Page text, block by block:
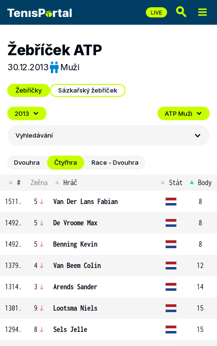
Žebříček ATP
30.12.2013 Muži
Žebříčky Sázkařský žebříček
2013 ATP Muži
Vyhledávání
Dvouhra Čtyřhra Race - Dvouhra
# Změna Hráč Stát Body
1511. 5 Van Der Lans Fabian 8
1492. 5 De Vroome Max 8
1492. 5 Benning Kevin 8
1379. 4 Van Beem Colin 12
1314. 3 Arends Sander 14
1301. 9 Lootsma Niels 15
1294. 8 Sels Jelle 15